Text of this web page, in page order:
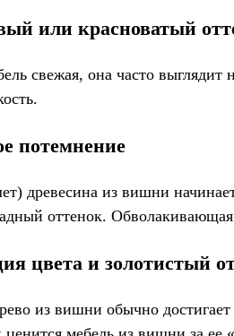
или красноватый
свежая, она часто
потемнение
древесина из вишни
оттенок.
цвета и золотистый
из вишни обычно